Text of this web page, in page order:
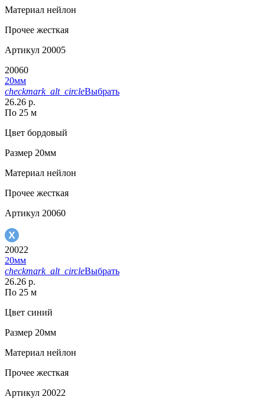
Материал нейлон
Прочее жесткая
Артикул 20005
20060
20мм
checkmark_alt_circleВыбрать
26.26 р.
По 25 м
Цвет бордовый
Размер 20мм
Материал нейлон
Прочее жесткая
Артикул 20060
20022
20мм
checkmark_alt_circleВыбрать
26.26 р.
По 25 м
Цвет синий
Размер 20мм
Материал нейлон
Прочее жесткая
Артикул 20022